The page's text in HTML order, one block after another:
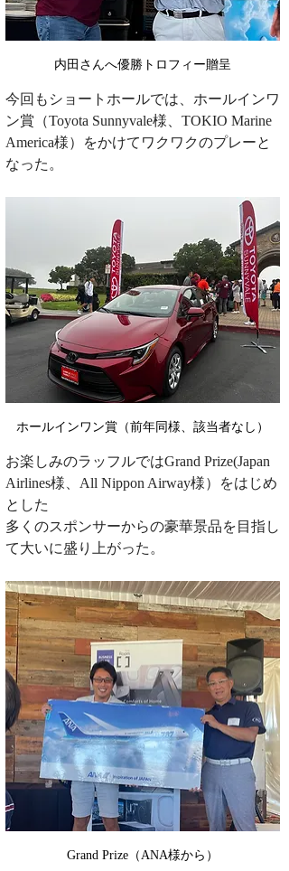
内田さんへ優勝トロフィー贈呈
今回もショートホールでは、ホールインワ
ン賞（Toyota Sunnyvale様、TOKIO Marine
America様）をかけてワクワクのプレーと
なった。
ホールインワン賞（前年同様、該当者なし）
お楽しみのラッフルではGrand Prize(Japan
Airlines様、All Nippon Airway様）をはじめ
とした
多くのスポンサーからの豪華景品を目指し
て大いに盛り上がった。
Grand Prize（ANA様から）